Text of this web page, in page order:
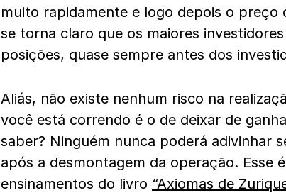
muito rapidamente e logo depois o preço
se torna claro que os maiores
posições, quase sempre antes dos
Aliás, não existe nenhum risco na
você está correndo é o de deixar de
saber? Ninguém nunca poderá adivinhar
após a desmontagem da operação. Esse
ensinamentos do livro “Axiomas de